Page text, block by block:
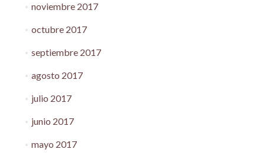
noviembre 2017
octubre 2017
septiembre 2017
agosto 2017
julio 2017
junio 2017
mayo 2017